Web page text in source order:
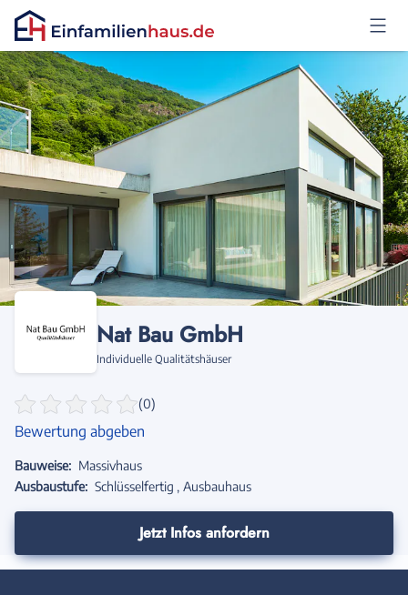
Anmelden
Nat Bau GmbH
Individuelle Qualitätshäuser
(0)
Bewertung abgeben
Bauweise: Massivhaus
Ausbaustufe: Schlüsselfertig Ausbauhaus
Jetzt Infos anfordern